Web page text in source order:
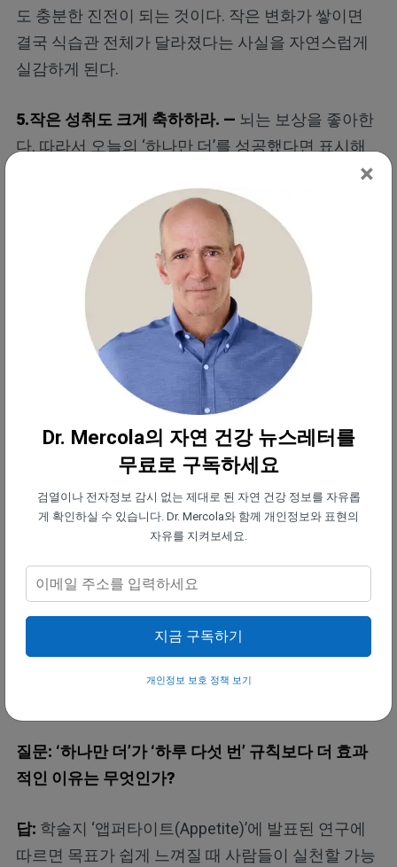
도 충분한 진전이 되는 것이다. 작은 변화가 쌓이면
결국 식습관 전체가 달라졌다는 사실을 자연스럽게
실감하게 된다.
5.작은 성취도 크게 축하하라. — 뇌는 보상을 좋아한
다. 따라서 오늘의 ‘하나만 더’를 성공했다면 표시해
두라. 리스트에 체크하거나 소리 내어 말하는 것도 좋
다. 이러한 작은 성공은 당신이 목표를 실행하는 사
람, 즉 한 걸음씩 더 건강한 삶을 만들어가는 사람이
라는 신호를 뇌에 보낸다.
이러한 정체성의 변화가 진정한 변화의 출발점이다.
어떤 행동이 ‘할 만하다’고 느껴지면 실제로 가능해진
다. 그리고 가능해지면 습관으로 자리 잡는다. 그러니
완벽을 좇지 말고 조금씩 나아지는 변화를 좇아라. 한
입 한 입이 쌓이면 된다.
과일·채소 섭취를 늘리기 위한 식단 목표 관
련 자주 묻는 질문(FAQ)
질문: 과일·채소 섭취를 늘리는 가장 효과적인 방법은
답:
작은 변화부터 시작하는 것이 가장 효과적이다.
하루 다섯 번 섭취를 당장 목표로 삼기보다 전날보다
과일·채소를 하나만 더 추가하는 데 집중하는 것이 좋
다. 이 방식은 목표를 해낼 수 있다고 느끼게 하며, 시
질문: ‘하나만 더’가 ‘하루 다섯 번’ 규칙보다 더 효과
적인 이유는 무엇인가?
답: 학술지 ‘앱퍼타이트(Appetite)’에 발표된 연구에
따르면 목표가 쉽게 느껴질 때 사람들이 실천할 가능
×
Dr. Mercola의 자연 건강 뉴스레터를
무료로 구독하세요
검열이나 전자정보 감시 없는 제대로 된 자연 건강 정보를 자유롭
게 확인하실 수 있습니다. Dr. Mercola와 함께 개인정보와 표현의
자유를 지켜보세요.
지금 구독하기
개인정보 보호 정책 보기